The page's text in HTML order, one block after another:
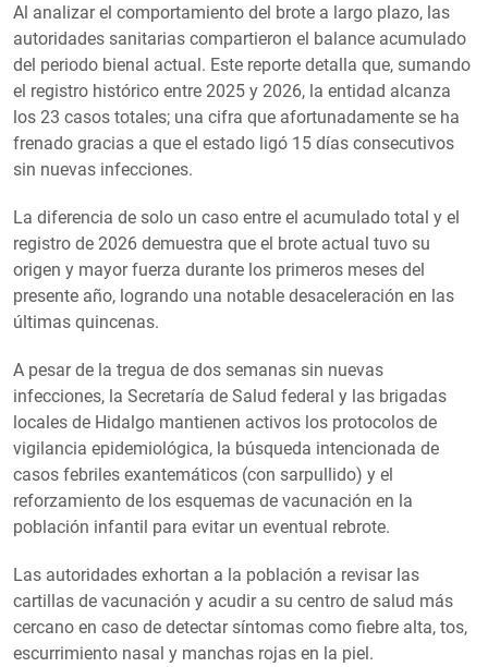
Al analizar el comportamiento del brote a largo plazo, las
autoridades sanitarias compartieron el balance acumulado
del periodo bienal actual. Este reporte detalla que, sumando
el registro histórico entre 2025 y 2026, la entidad alcanza
los 23 casos totales; una cifra que afortunadamente se ha
frenado gracias a que el estado ligó 15 días consecutivos
sin nuevas infecciones.
La diferencia de solo un caso entre el acumulado total y el
registro de 2026 demuestra que el brote actual tuvo su
origen y mayor fuerza durante los primeros meses del
presente año, logrando una notable desaceleración en las
últimas quincenas.
A pesar de la tregua de dos semanas sin nuevas
infecciones, la Secretaría de Salud federal y las brigadas
locales de Hidalgo mantienen activos los protocolos de
vigilancia epidemiológica, la búsqueda intencionada de
casos febriles exantemáticos (con sarpullido) y el
reforzamiento de los esquemas de vacunación en la
población infantil para evitar un eventual rebrote.
Las autoridades exhortan a la población a revisar las
cartillas de vacunación y acudir a su centro de salud más
cercano en caso de detectar síntomas como fiebre alta, tos,
escurrimiento nasal y manchas rojas en la piel.